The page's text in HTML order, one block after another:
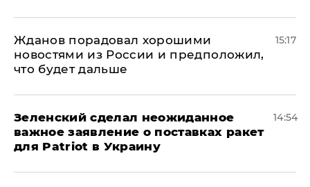
Жданов порадовал хорошими
новостями из России и предположил,
что будет дальше
15:17
Зеленский сделал неожиданное
важное заявление о поставках ракет
для Patriot в Украину
14:54